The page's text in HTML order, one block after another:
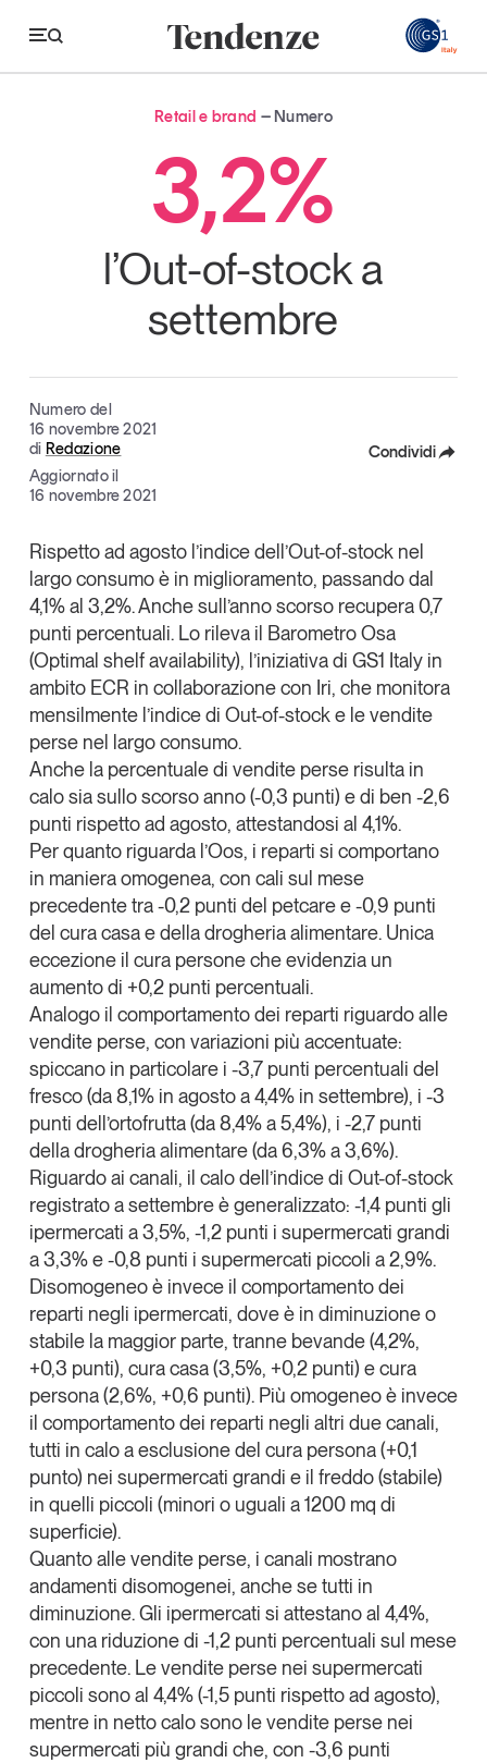
Tendenze
Economia e consumi
Innovazione
Logistica
Retail e brand
Sostenibilità
Grandi temi
Magazine
Opinioni
Dossier
Il Numero
Interviste
Comunicati stampa
Video
Podcast
Eventi e formazione
Tutti gli appuntamenti
Chi siamo
Newsletter
Contatti
Tendenze Journal
La nostra newsletter nella tua email
Iscriviti
Un anno di
Tendenze2026
Leggi il magazine
Tendenze è il magazine di GS1 Italy che racconta in
modo indipendente il cambiamento e le sfide del largo
consumo e dell’economia a professionisti e
consumatori
GS1 Italy GS1 Italy GS1 Italy
Tendenze
Retail e brand Numero
3,2%
l’Out-of-stock a
settembre
Numero del
16 novembre 2021
di Redazione
Aggiornato il
16 novembre 2021
Condividi
Linkedin
Copia Link
Rispetto ad agosto l’indice dell’Out-of-stock nel
largo consumo è in miglioramento, passando dal
4,1% al 3,2%. Anche sull’anno scorso recupera 0,7
punti percentuali. Lo rileva il BarometroOsa
(Optimal shelf availability), l’iniziativa di GS1 Italy in
ambito ECR in collaborazione con Iri, che monitora
mensilmente l’indice di Out-of-stock e le vendite
perse nel largo consumo.
Anche la percentuale di vendite perse risulta in
calo sia sullo scorso anno (-0,3 punti) e di ben -2,6
punti rispetto ad agosto, attestandosi al 4,1%.
Per quanto riguarda l’Oos, i reparti si comportano
in maniera omogenea, con cali sul mese
precedente tra -0,2 punti del petcare e -0,9 punti
del cura casa e della drogheria alimentare. Unica
eccezione il cura persone che evidenzia un
aumento di +0,2 punti percentuali.
Analogo il comportamento dei reparti riguardo alle
vendite perse, con variazioni più accentuate:
spiccano in particolare i -3,7 punti percentuali del
fresco (da 8,1% in agosto a 4,4% in settembre), i -3
punti dell’ortofrutta (da 8,4% a 5,4%), i -2,7 punti
della drogheria alimentare (da 6,3% a 3,6%).
Riguardo ai canali, il calo dell’indice di Out-of-stock
registrato a settembre è generalizzato: -1,4 punti gli
ipermercati a 3,5%, -1,2 punti i supermercati grandi
a 3,3% e -0,8 punti i supermercati piccoli a 2,9%.
Disomogeneo è invece il comportamento dei
reparti negli ipermercati, dove è in diminuzione o
stabile la maggior parte, tranne bevande (4,2%,
+0,3 punti), cura casa (3,5%, +0,2 punti) e cura
persona (2,6%, +0,6 punti). Più omogeneo è invece
il comportamento dei reparti negli altri due canali,
tutti in calo a esclusione del cura persona (+0,1
punto) nei supermercati grandi e il freddo (stabile)
in quelli piccoli (minori o uguali a 1200 mq di
superficie).
Quanto alle vendite perse, i canali mostrano
andamenti disomogenei, anche se tutti in
diminuzione. Gli ipermercati si attestano al 4,4%,
con una riduzione di -1,2 punti percentuali sul mese
precedente. Le vendite perse nei supermercati
piccoli sono al 4,4% (-1,5 punti rispetto ad agosto),
mentre in netto calo sono le vendite perse nei
supermercati più grandi che, con -3,6 punti